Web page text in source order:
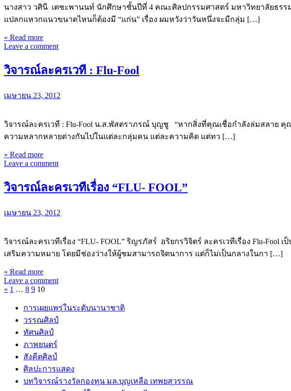
นางสาว วศินี เตชะพานนท์ นักศึกษาชั้นปีที่ 4 คณะศิลปกรรมศาสตร์ มหาวิทยาลัย
แปลกแหวกแนวขนาดไหนก็ต้องมี “แก่น” เรื่อง ผมหวังว่าวันหนึ่งจะมีกลุ่ม […]
» Read more
Leave a comment
วิจารณ์ละครเวที : Flu-Fool
เมษายน 23, 2012
วิจารณ์ละครเวที : Flu-Fool น.ส.พัสตราภรณ์ บุญชู “หากสิ่งที่คุณเชื่อกำลังล่มสลาย คุ
ความหลากหลายต่างกันไปในแต่ละกลุ่มคน แต่ละความคิด แต่ทว […]
» Read more
Leave a comment
วิจารณ์ละครเวทีเรื่อง “FLU- FOOL”
เมษายน 23, 2012
วิจารณ์ละครเวทีเรื่อง “FLU- FOOL” ริญรภัสร์ อริยกรวิจิตร์ ละครเวทีเรื่อง Flu-
เสริมความหมาย โดยมีช่องว่างให้ผู้ชมสามารถจิตนาการ แต่ก็ไม่เป็นกลางในกา […]
» Read more
Leave a comment
« 1 … 8 9 10
การเผยแพร่ในระดับนานาชาติ
วรรณศิลป์
ทัศนศิลป์
ภาพยนตร์
สังคีตศิลป์
ศิลปะการแสดง
บทวิจารณ์รางวัลกองทุน มล.บุญเหลือ เทพยสุวรรณ